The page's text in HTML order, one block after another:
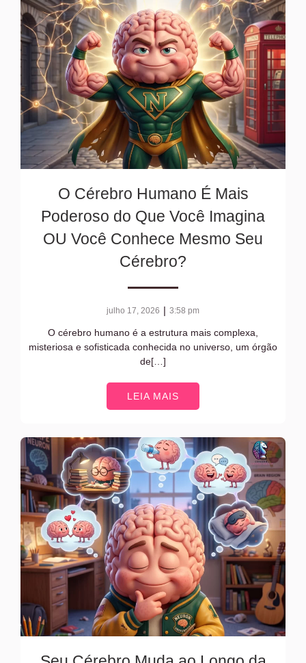
O Cérebro Humano É Mais
Poderoso do Que Você Imagina
OU Você Conhece Mesmo Seu
Cérebro?
julho 17, 2026 | 3:58 pm
O cérebro humano é a estrutura mais complexa,
misteriosa e sofisticada conhecida no universo, um órgão
de[…]
LEIA MAIS